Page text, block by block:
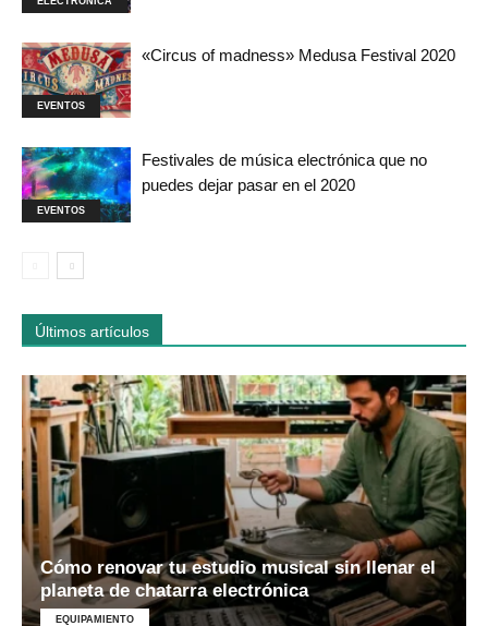
EVENTOS
«Circus of madness» Medusa Festival 2020
EVENTOS
Festivales de música electrónica que no
puedes dejar pasar en el 2020
Últimos artículos
Cómo renovar tu estudio musical sin llenar el
planeta de chatarra electrónica
EQUIPAMIENTO